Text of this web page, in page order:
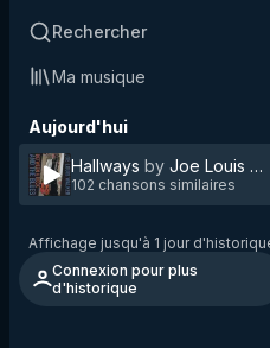
Rechercher
Ma musique
Aujourd'hui
Hallways by Joe Louis
102 chansons similaires
Affichage jusqu'à 1 jour
Connexion pour plus
d'historique